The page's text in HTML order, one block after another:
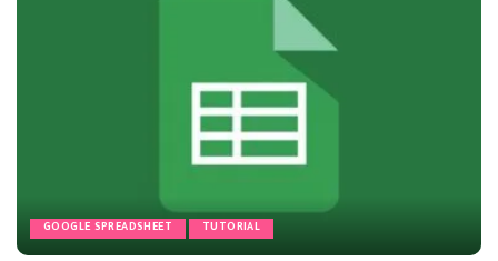
GOOGLE SPREADSHEET TUTORIAL